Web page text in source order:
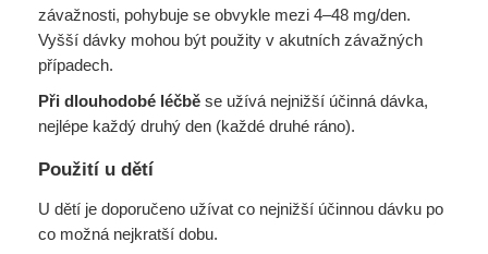
závažnosti, pohybuje se obvykle mezi 4–48 mg/den.
Vyšší dávky mohou být použity v akutních závažných
případech.
Při dlouhodobé léčbě se užívá nejnižší účinná dávka,
nejlépe každý druhý den (každé druhé ráno).
Použití u dětí
U dětí je doporučeno užívat co nejnižší účinnou dávku po
co možná nejkratší dobu.